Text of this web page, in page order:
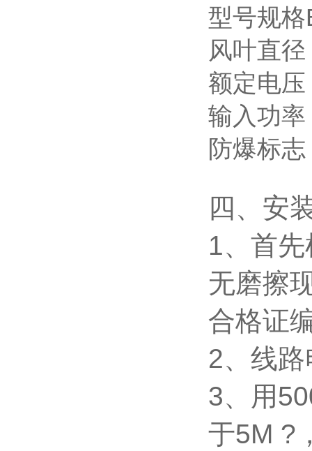
型号规格
风叶直
额定电
输入功
防爆标
四、安
1、首
无磨擦
合格证
2、线
3、用
于5M ?